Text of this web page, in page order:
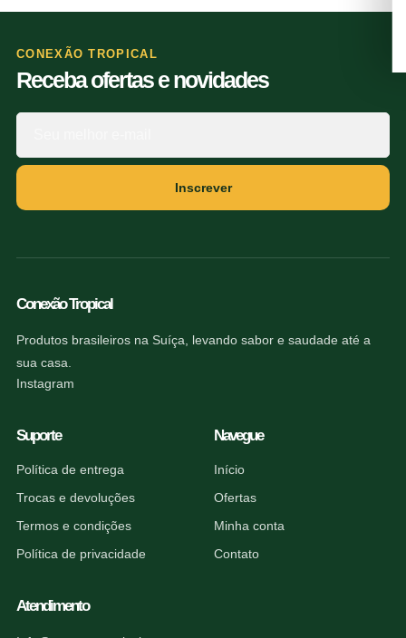
CONEXÃO TROPICAL
Receba ofertas e novidades
Inscrever
Conexão Tropical
Produtos brasileiros na Suíça, levando sabor e saudade até a
sua casa.
Instagram
Suporte
Política de entrega
Trocas e devoluções
Termos e condições
Política de privacidade
Navegue
Início
Ofertas
Minha conta
Contato
Atendimento